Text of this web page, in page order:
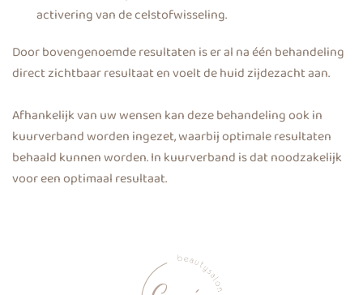
activering van de celstofwisseling.
Door bovengenoemde resultaten is er al na één behandeling
direct zichtbaar resultaat en voelt de huid zijdezacht aan.
Afhankelijk van uw wensen kan deze behandeling ook in
kuurverband worden ingezet, waarbij optimale resultaten
behaald kunnen worden. In kuurverband is dat noodzakelijk
voor een optimaal resultaat.